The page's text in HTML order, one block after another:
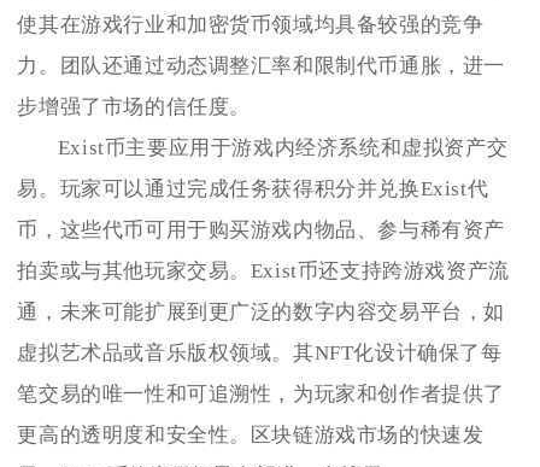
使其在游戏行业和加密货币领域均具备较强的竞争
力。团队还通过动态调整汇率和限制代币通胀，进一
步增强了市场的信任度。
Exist币主要应用于游戏内经济系统和虚拟资产交
易。玩家可以通过完成任务获得积分并兑换Exist代
币，这些代币可用于购买游戏内物品、参与稀有资产
拍卖或与其他玩家交易。Exist币还支持跨游戏资产流
通，未来可能扩展到更广泛的数字内容交易平台，如
虚拟艺术品或音乐版权领域。其NFT化设计确保了每
笔交易的唯一性和可追溯性，为玩家和创作者提供了
更高的透明度和安全性。区块链游戏市场的快速发